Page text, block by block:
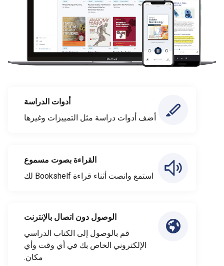
أدوات الدراسة
أضف أدوات دراسة مثل التمييزات وغيرها
القراءة بصوت مسموع
استمع وانصت أثناء قراءة Bookshelf لك
الوصول دون اتصال بالإنترنت
قم بالوصول إلى الكتاب الدراسي
الإلكتروني الخاص بك في أي وقت وأي
مكان.